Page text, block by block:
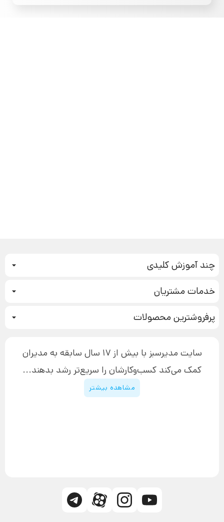
چند آموزش کلیدی
بازاریابی عصبی
تبلیغ نویسی
افزایش عملکرد
چگونه کتاب بنویسیم
دوره اینستاگرام
خدمات مشتریان
آموزش دسترسی به دانلود فایل‌ها
پیگیری سفارش
پشتیبانی
قوانین و مقررات سایت
پرفروشترین محصولاتدوره جدید سیستم سازی
سایت مدیرسبز با بیش از 17 سال سابقه به مدیران
کمک می‌کند کسب‌و‌کارشان را سریع‌تر رشد بدهند...
مشاهده بیشتر